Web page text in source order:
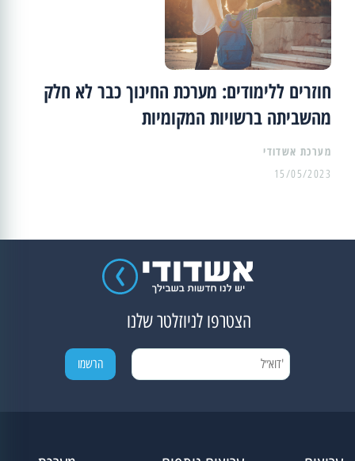
חוזרים ללימודים: מערכת החינוך כבר לא חלק
מהשביתה ברשויות המקומיות
מערכת אשדודי
15/05/2023
הצטרפו לניוזלטר שלנו